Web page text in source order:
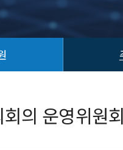
의 운영위원